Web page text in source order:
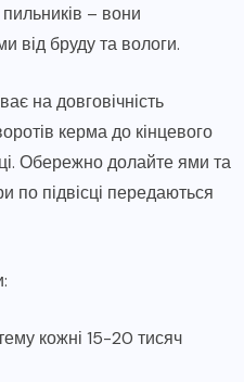
– вони
від бруду та вологи.
на довговічність
керма до кінцевого
Обережно долайте ями та
по підвісці передаються
кожні 15-20 тисяч